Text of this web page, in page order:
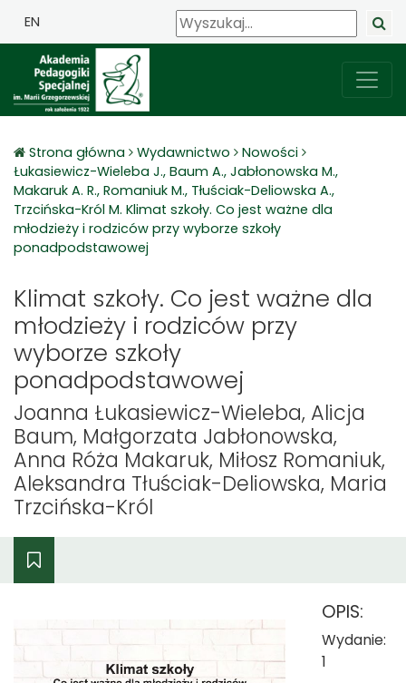
EN
Strona główna Wydawnictwo
Nowości
Łukasiewicz-Wieleba J., Baum A., Jabłonowska M.,
Makaruk A. R., Romaniuk M., Tłuściak-Deliowska A.,
Trzcińska-Król M. Klimat szkoły. Co jest ważne dla
młodzieży i rodziców przy wyborze szkoły
ponadpodstawowej
Klimat szkoły. Co jest ważne dla
młodzieży i rodziców przy
wyborze szkoły
ponadpodstawowej
Joanna Łukasiewicz-Wieleba, Alicja
Baum, Małgorzata Jabłonowska,
Anna Róża Makaruk, Miłosz Romaniuk,
Aleksandra Tłuściak-Deliowska, Maria
Trzcińska-Król
OPIS:
Wydanie:
1